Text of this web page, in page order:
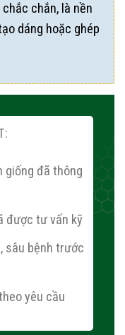
chắn, là nền
dáng hoặc ghép
giống đã thông
được tư vấn kỹ
sâu bệnh trước
yêu cầu